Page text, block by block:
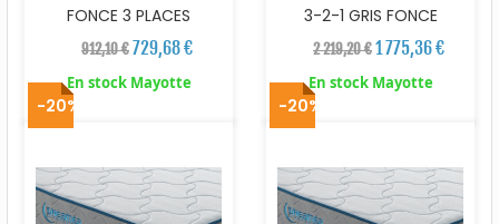
FONCE 3 PLACES
912,10 €729,68 €
En stock Mayotte
3-2-1 GRIS FONCE
2 219,20 €1 775,36 €
En stock Mayotte
-20% -20%